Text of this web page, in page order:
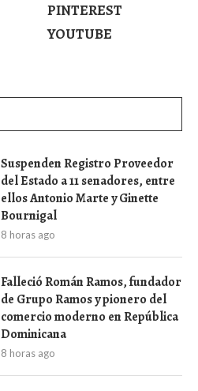
PINTEREST
YOUTUBE
Suspenden Registro Proveedor
del Estado a 11 senadores, entre
ellos Antonio Marte y Ginette
Bournigal
8 horas ago
Falleció Román Ramos, fundador
de Grupo Ramos y pionero del
comercio moderno en República
Dominicana
8 horas ago